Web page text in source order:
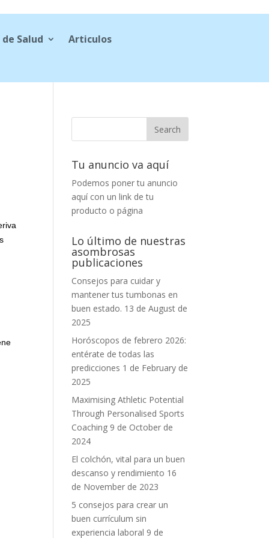
Salud Articulos
Tu anuncio va aquí
Podemos poner tu anuncio
aquí con un link de tu
producto o página
Lo último de nuestras
asombrosas
publicaciones
Consejos para cuidar y
mantener tus tumbonas en
buen estado. 13 de August de
2025
Horóscopos de febrero 2026:
entérate de todas las
predicciones 1 de February de
2025
Maximising Athletic Potential
Through Personalised Sports
Coaching 9 de October de
2024
El colchón, vital para un buen
descanso y rendimiento 16
de November de 2023
5 consejos para crear un
buen currículum sin
experiencia laboral 9 de